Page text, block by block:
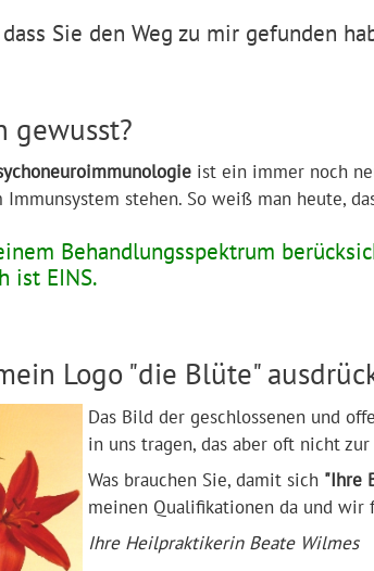
dass Sie den Weg zu mir gefunden
gewusst?
ist ein immer noch
stehen. So weiß man heute,
Behandlungsspektrum
ist EINS.
Logo "die Blüte"
Das Bild der geschlossenen und
in uns tragen, das aber oft nicht
Was brauchen Sie, damit sich "Ihre
meinen Qualifikationen da und wir
Ihre Heilpraktikerin Beate Wilmes